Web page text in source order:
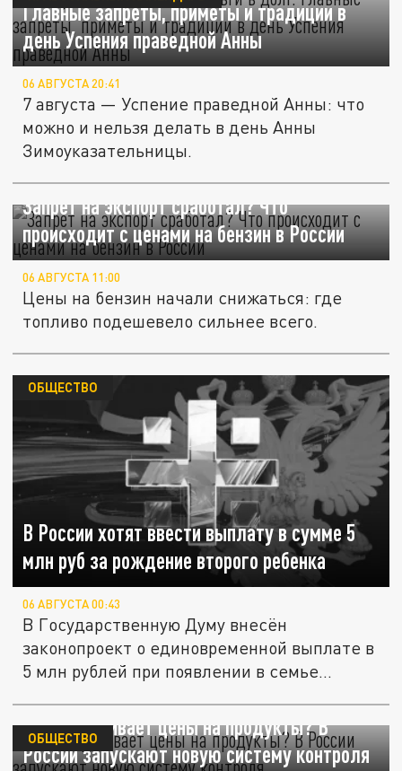
Главные запреты, приметы и традиции в
день Успения праведной Анны
06 АВГУСТА 20:41
7 августа — Успение праведной Анны: что
можно и нельзя делать в день Анны
Зимоуказательницы.
Запрет на экспорт сработал? Что
происходит с ценами на бензин в России
06 АВГУСТА 11:00
Цены на бензин начали снижаться: где
топливо подешевело сильнее всего.
В России хотят ввести выплату в сумме 5
млн руб за рождение второго ребенка
ОБЩЕСТВО
06 АВГУСТА 00:43
В Государственную Думу внесён
законопроект о единовременной выплате в
5 млн рублей при появлении в семье...
Кто накручивает цены на продукты? В
России запускают новую систему контроля
ОБЩЕСТВО